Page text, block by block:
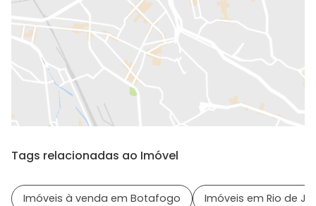
Tags relacionadas ao Imóvel
Imóveis à venda em Botafogo
Imóveis em Rio de